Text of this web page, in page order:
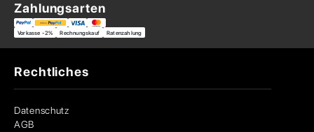
Zahlungsarten
Vorkasse -2% Rechnungskauf Ratenzahlung
Rechtliches
Datenschutz
AGB